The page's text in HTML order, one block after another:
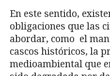
En este sentido,
obligaciones que las
abordar, como el
cascos históricos, la
medioambiental que